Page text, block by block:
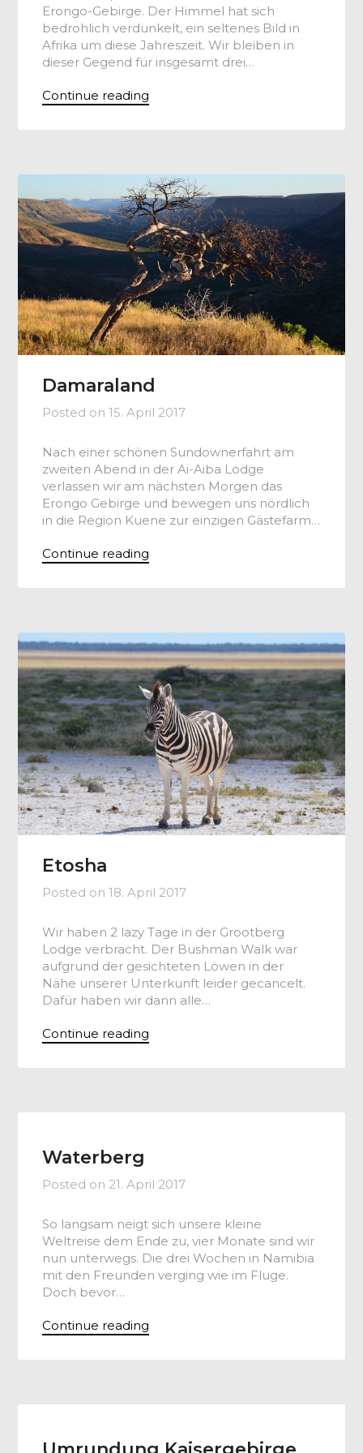
Erongo-Gebirge. Der Himmel hat sich
bedrohlich verdunkelt, ein seltenes Bild in
Afrika um diese Jahreszeit. Wir bleiben in
dieser Gegend für insgesamt drei…
Continue reading
Damaraland
Posted on15. April 2017
Nach einer schönen Sundownerfahrt am
zweiten Abend in der Ai-Aiba Lodge
verlassen wir am nächsten Morgen das
Erongo Gebirge und bewegen uns nördlich
in die Region Kuene zur einzigen Gästefarm…
Continue reading
Etosha
Posted on18. April 2017
Wir haben 2 lazy Tage in der Grootberg
Lodge verbracht. Der Bushman Walk war
aufgrund der gesichteten Löwen in der
Nähe unserer Unterkunft leider gecancelt.
Dafür haben wir dann alle…
Continue reading
Waterberg
Posted on 21. April 2017
So langsam neigt sich unsere kleine
Weltreise dem Ende zu, vier Monate sind wir
nun unterwegs. Die drei Wochen in Namibia
mit den Freunden verging wie im Fluge.
Doch bevor…
Continue reading